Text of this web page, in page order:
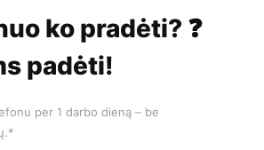
ko pradėti? ❓
padėti!
per 1 darbo dieną – be